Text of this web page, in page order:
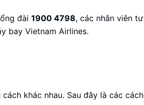
đài1900 4798, các nhân viên tư
bay Vietnam Airlines.
khác nhau. Sau đây là các cách